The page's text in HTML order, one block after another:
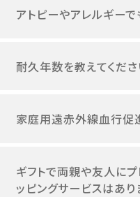
アトピーやアレルギー
耐久年数を教えてくださ
家庭用遠赤外線血行促
ギフトで両親や友人にプ
ッピングサービスはあり